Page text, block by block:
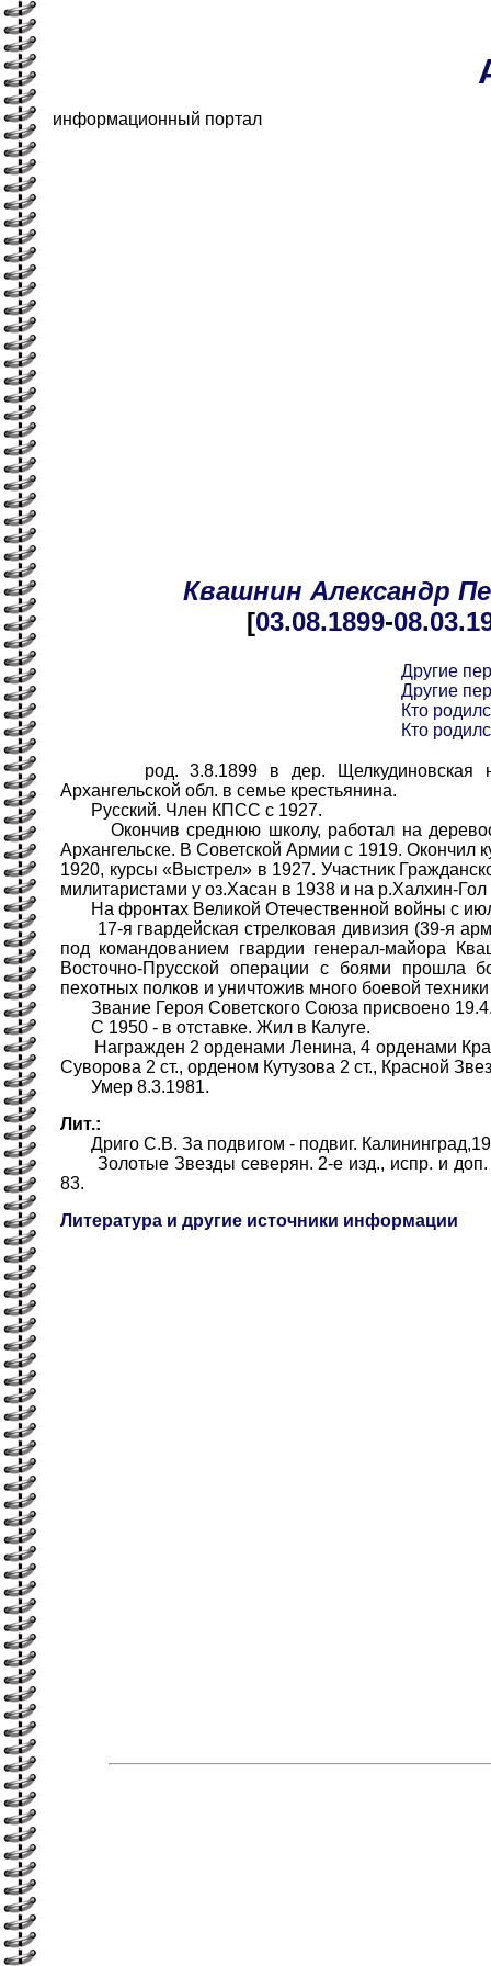
информационный портал
Квашнин Александр
[03.08.1899-08.03
Другие
Другие
Кто
Кто
род. 3.8.1899 в дер. Щелкудиновская
Архангельской обл. в семье крестьянина.
Русский. Член КПСС с 1927.
Окончив среднюю школу, работал на
Архангельске. В Советской Армии с 1919. Окончил
1920, курсы «Выстрел» в 1927. Участник
милитаристами у оз.Хасан в 1938 и на р.Халхин-Гол
На фронтах Великой Отечественной войны с
17-я гвардейская стрелковая дивизия (39-я
под командованием гвардии генерал-майора
Восточно-Прусской операции с боями прошла
пехотных полков и уничтожив много боевой
Звание Героя Советского Союза присвоено
С 1950 - в отставке. Жил в Калуге.
Награжден 2 орденами Ленина, 4 орденами
Суворова 2 ст., орденом Кутузова 2 ст., Красной
Умер 8.3.1981.
Лит.:
Дриго С.В. За подвигом - подвиг.
Золотые Звезды северян. 2-е изд., испр. и доп.
83.
Литература и другие источники информации